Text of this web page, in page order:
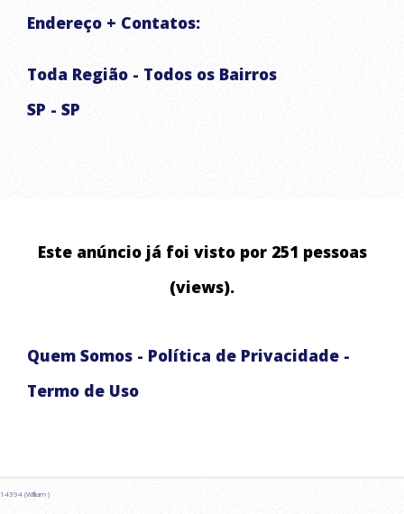
FORNECIMENTO DE ÁGUA PARA IRRIGAÇÃO
ABASTECIMENTO EMERGENCIAL
CHUVAS ARTIFICIAIS PARA EVENTOS E FILMAGENS
Endereço + Contatos:
Toda Região - Todos os Bairros
SP - SP
Este anúncio já foi visto por 251 pessoas
(views).
Quem Somos - Política de Privacidade -
Termo de Uso
14394 (William )